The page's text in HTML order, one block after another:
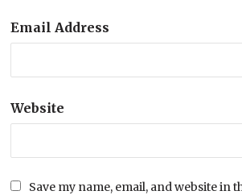
Email Address
Website
Save my name, email, and website in